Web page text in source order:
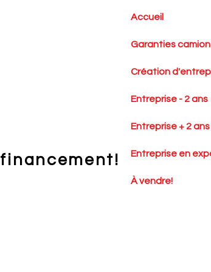
Accueil
Garanties
Création
Entreprise - 2 ans
Entreprise + 2 ans
Entreprise en
À vendre!